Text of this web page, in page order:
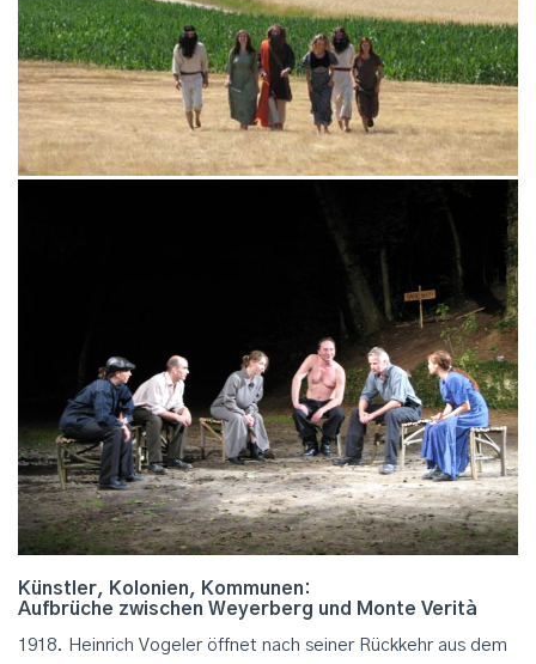
Künstler, Kolonien, Kommunen:
Aufbrüche zwischen Weyerberg und Monte Verità
1918. Heinrich Vogeler öffnet nach seiner Rückkehr aus dem